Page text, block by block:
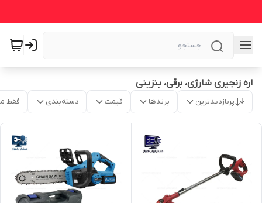
اره زنجیری شارژی، برقی، بنزینی
پربازدیدترین برندها قیمت دسته‌بندی فقط